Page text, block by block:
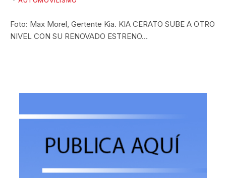
Foto: Max Morel, Gertente Kia. KIA CERATO SUBE A OTRO
NIVEL CON SU RENOVADO ESTRENO…